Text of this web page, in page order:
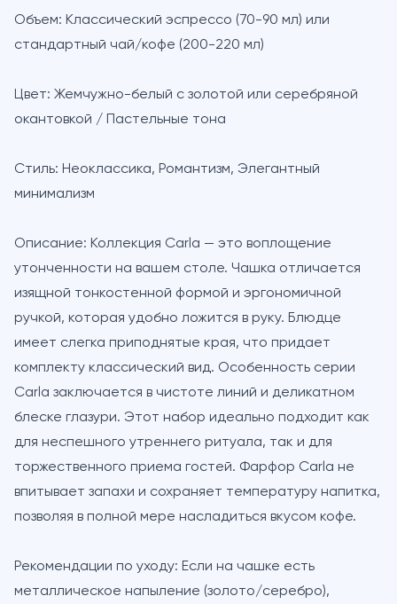
Объем: Классический эспрессо (70-90 мл) или
стандартный чай/кофе (200-220 мл)
Цвет: Жемчужно-белый с золотой или серебряной
окантовкой / Пастельные тона
Стиль: Неоклассика, Романтизм, Элегантный
минимализм
Описание: Коллекция Carla — это воплощение
утонченности на вашем столе. Чашка отличается
изящной тонкостенной формой и эргономичной
ручкой, которая удобно ложится в руку. Блюдце
имеет слегка приподнятые края, что придает
комплекту классический вид. Особенность серии
Carla заключается в чистоте линий и деликатном
блеске глазури. Этот набор идеально подходит как
для неспешного утреннего ритуала, так и для
торжественного приема гостей. Фарфор Carla не
впитывает запахи и сохраняет температуру напитка,
позволяя в полной мере насладиться вкусом кофе.
Рекомендации по уходу: Если на чашке есть
металлическое напыление (золото/серебро),